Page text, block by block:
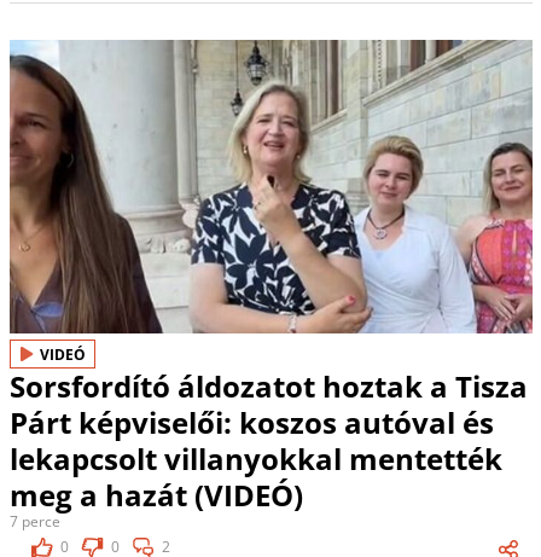
VIDEÓ
Sorsfordító áldozatot hoztak a Tisza
Párt képviselői: koszos autóval és
lekapcsolt villanyokkal mentették
meg a hazát (VIDEÓ)
7 perce
0
0 2